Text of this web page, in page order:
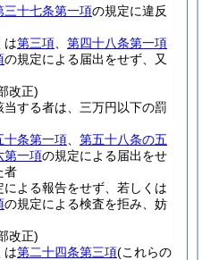
三十七条第一項の規定に違反
は第三項
第四十八条第一項
の規定による届出をせず、又
改正)
当する者は、三万円以下の罰
十条第一項
第五十八条の五
第一項の規定による届出をせ
者
による報告をせず、若しくは
の規定による検査を拒み、妨
改正)
は第二十四条第三項(これらの